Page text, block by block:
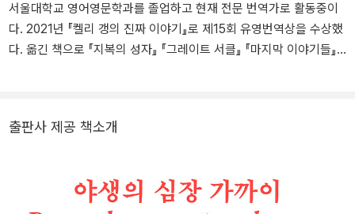
서울대학교 영어영문학과를 졸업하고 현재 전문 번역가로 활동중이
다. 2021년 『켈리 갱의 진짜 이야기』로 제15회 유영번역상을 수상했
다. 옮긴 책으로 『지복의 성자』 『그레이트 서클』 『마지막 이야기들』
울』 『기러기』 『밤으로의 긴 여로』 『인도로 가는 길』 등이 있다.
출판사 제공 책소개